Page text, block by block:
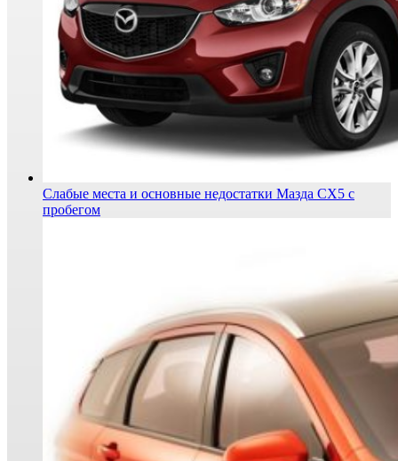
Слабые места и основные недостатки Мазда СХ5 с
пробегом